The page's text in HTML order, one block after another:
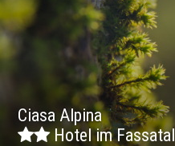
Ciasa Alpina
Hotel im Fassatal